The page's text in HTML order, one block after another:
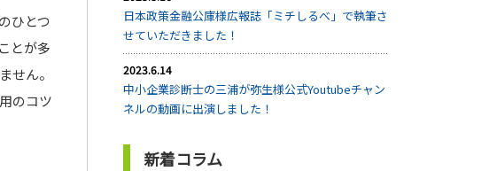
ひとつ
とが多
せん。
のコツ
日本政策金融公庫様広報誌「ミチしるべ」で執筆さ
せていただきました！
2023.6.14
中小企業診断士の三浦が弥生様公式Youtubeチャン
ネルの動画に出演しました！
新着コラム